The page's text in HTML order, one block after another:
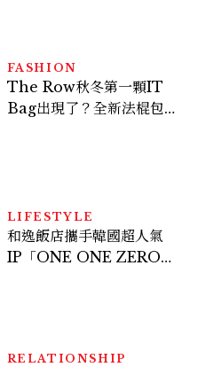
FASHION
The Row秋冬第一顆IT
Bag出現了？全新法棍包
LIFESTYLE
和逸飯店攜手韓國超人氣
IP「ONE ONE ZERO
RELATIONSHIP